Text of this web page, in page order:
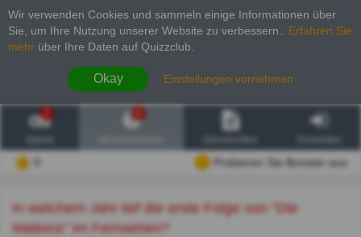
Wir verwenden Cookies und sammeln einige Informationen über
Sie, um Ihre Nutzung unserer Website zu verbessern.
Erfahren Sie
mehr über Ihre Daten auf Quizzclub.
Okay Einstellungen vornehmen
2
Probieren Sie Booster aus
In welchem Jahr lief die erste Folge von "Die
Waltons" im Fernsehen?